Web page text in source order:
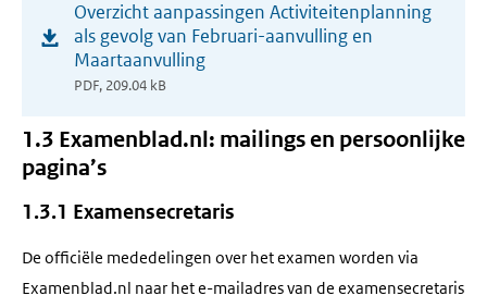
Overzicht aanpassingen Activiteitenplanning
als gevolg van Februari-aanvulling en
Maartaanvulling
PDF, 209.04 kB
venster)
1.3 Examenblad.nl: mailings en persoonlijke
pagina’s
1.3.1 Examensecretaris
De officiële mededelingen over het examen worden via
Examenblad.nl naar het e-mailadres van de examensecretaris